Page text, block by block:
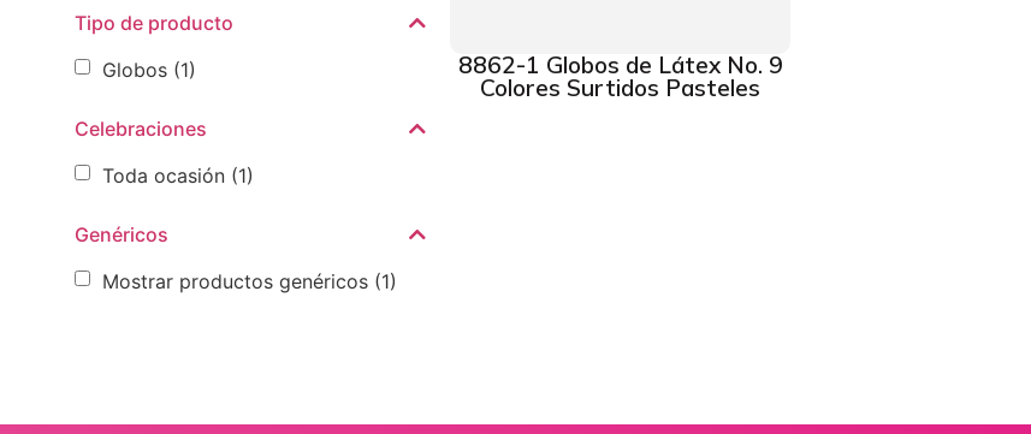
Tipo de producto
Globos (1)
Celebraciones
Toda ocasión (1)
Genéricos
Mostrar productos genéricos (1)
8862-1 Globos de Látex No. 9
Colores Surtidos Pasteles